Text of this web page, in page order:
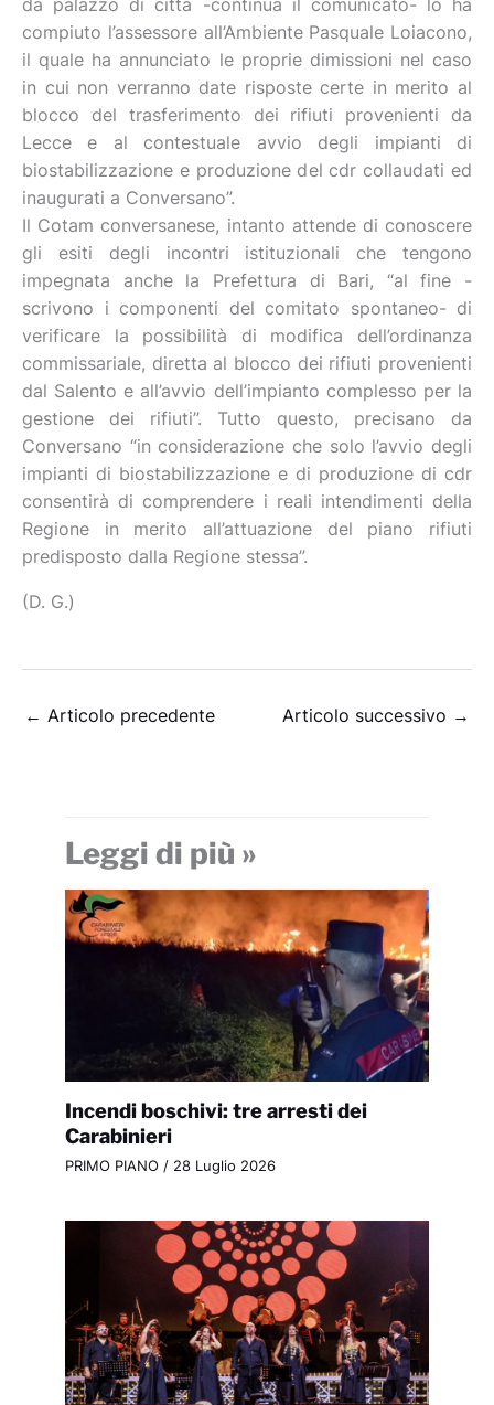
da palazzo di città -continua il comunicato- lo ha
compiuto l’assessore all’Ambiente Pasquale Loiacono,
il quale ha annunciato le proprie dimissioni nel caso
in cui non verranno date risposte certe in merito al
blocco del trasferimento dei rifiuti provenienti da
Lecce e al contestuale avvio degli impianti di
biostabilizzazione e produzione del cdr collaudati ed
inaugurati a Conversano”.
Il Cotam conversanese, intanto attende di conoscere
gli esiti degli incontri istituzionali che tengono
impegnata anche la Prefettura di Bari, “al fine -
scrivono i componenti del comitato spontaneo- di
verificare la possibilità di modifica dell’ordinanza
commissariale, diretta al blocco dei rifiuti provenienti
dal Salento e all’avvio dell’impianto complesso per la
gestione dei rifiuti”. Tutto questo, precisano da
Conversano “in considerazione che solo l’avvio degli
impianti di biostabilizzazione e di produzione di cdr
consentirà di comprendere i reali intendimenti della
Regione in merito all’attuazione del piano rifiuti
predisposto dalla Regione stessa”.
(D. G.)
← Articolo precedente Articolo successivo →
Leggi di più »
Incendi boschivi: tre arresti dei
Carabinieri
PRIMO PIANO / 28 Luglio 2026